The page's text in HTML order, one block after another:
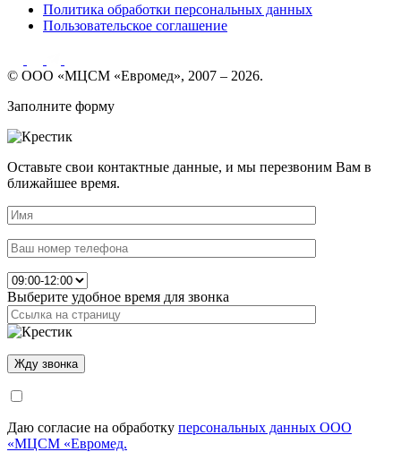
Политика обработки персональных данных
Пользовательское соглашение
© ООО «МЦСМ «Евромед», 2007 – 2026.
Заполните форму
Оставьте свои контактные данные, и мы перезвоним Вам в
ближайшее время.
Выберите удобное время для звонка
Даю согласие на обработку персональных данных ООО
«МЦСМ «Евромед.